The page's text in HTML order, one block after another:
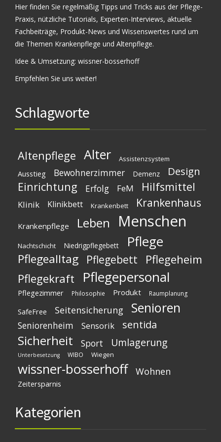
Hier finden Sie regelmäßig Tipps und Tricks aus der Pflege-
Praxis, nützliche Tutorials, Experten-Interviews, aktuelle
Fachbeiträge, Produkt-News und Wissenswertes rund um
die Themen Krankenpflege und Altenpflege.
Idee & Umsetzung: wissner-bosserhoff
Empfehlen Sie uns weiter!
Schlagworte
Altenpflege Alter Assistenzsystem
Ausstieg Bewohnerzimmer Demenz Design
Einrichtung Erfolg FeM Hilfsmittel
Klinik Klinikbett Krankenbett Krankenhaus
Krankenpflege Leben Menschen
Nachtschicht Niedrigpflegebett Pflege
Pflegealltag Pflegebett
Pflegeheim
Pflegekraft
Pflegepersonal
Pflegezimmer Philosophie Produkt Raumplanung
SafeFree Seitensicherung Senioren
Seniorenheim Sensorik sentida
Sicherheit Sport Umlagerung
Unterbesetzung WIBO Wiegen
wissner-bosserhoff Wohnen
Zeitersparnis
Kategorien